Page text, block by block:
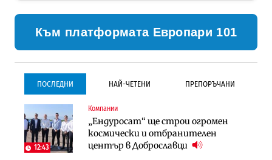
Към платформата Европари 101
ПОСЛЕДНИ НАЙ-ЧЕТЕНИ ПРЕПОРЪЧАНИ
12:43
Компании
„Ендуросат“ ще строи огромен
космически и отбранителен
център в Доброславци
Инфраструктура
Проектирането на тунела под
Петрохан ще върви паралелно с
екологичните оценки
Инфраструктура
Проектирането на тунела под
Петрохан ще върви паралелно с
екологичните оценки